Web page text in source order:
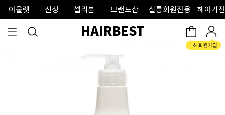
아울렛 신상 셀리본 브랜드샵 살롱회원전용 헤어가
HAIRBEST